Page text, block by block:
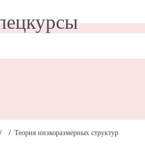
Теория низкоразмерных структур